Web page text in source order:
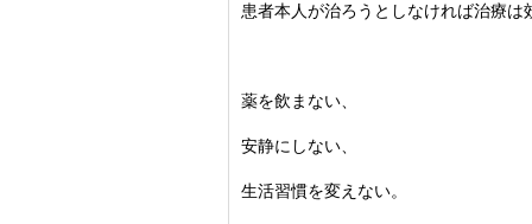
患者本人が治ろうとしなければ治療は
薬を飲まない、
安静にしない、
生活習慣を変えない。